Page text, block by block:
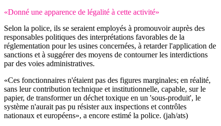
«Donné une apparence de légalité à cette activité»
Selon la police, ils se seraient employés à promouvoir auprès des
responsables politiques des interprétations favorables de la
réglementation pour les usines concernées, à retarder l'application de
sanctions et à suggérer des moyens de contourner les interdictions
par des voies administratives.
«Ces fonctionnaires n'étaient pas des figures marginales; en réalité,
sans leur contribution technique et institutionnelle, capable, sur le
papier, de transformer un déchet toxique en un 'sous-produit', le
système n'aurait pas pu résister aux inspections et contrôles
nationaux et européens», a encore estimé la police. (jah/ats)